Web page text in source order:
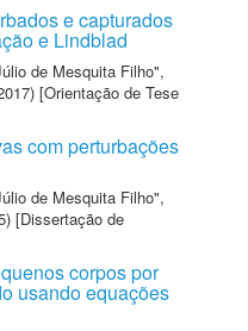
e capturados
e Lindblad
de Mesquita Filho",
[Orientação de Tese
com perturbações
de Mesquita Filho",
[Dissertação de
corpos por
usando equações